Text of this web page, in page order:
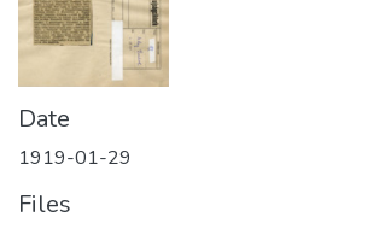
Date
1919-01-29
Files